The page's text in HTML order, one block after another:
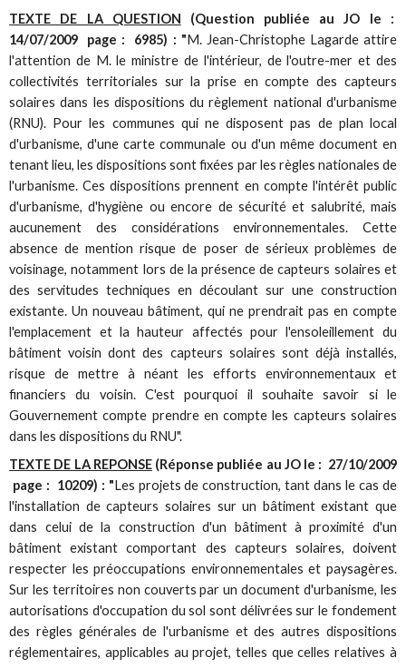
TEXTE DE LA QUESTION (Question publiée au JO le :
14/07/2009 page : 6985) : "M. Jean-Christophe Lagarde attire
l'attention de M. le ministre de l'intérieur, de l'outre-mer et des
collectivités territoriales sur la prise en compte des capteurs
solaires dans les dispositions du règlement national d'urbanisme
(RNU). Pour les communes qui ne disposent pas de plan local
d'urbanisme, d'une carte communale ou d'un même document en
tenant lieu, les dispositions sont fixées par les règles nationales de
l'urbanisme. Ces dispositions prennent en compte l'intérêt public
d'urbanisme, d'hygiène ou encore de sécurité et salubrité, mais
aucunement des considérations environnementales. Cette
absence de mention risque de poser de sérieux problèmes de
voisinage, notamment lors de la présence de capteurs solaires et
des servitudes techniques en découlant sur une construction
existante. Un nouveau bâtiment, qui ne prendrait pas en compte
l'emplacement et la hauteur affectés pour l'ensoleillement du
bâtiment voisin dont des capteurs solaires sont déjà installés,
risque de mettre à néant les efforts environnementaux et
financiers du voisin. C'est pourquoi il souhaite savoir si le
Gouvernement compte prendre en compte les capteurs solaires
dans les dispositions du RNU".
TEXTE DE LA REPONSE(Réponse publiée au JO le : 27/10/2009
page : 10209) : "Les projets de construction, tant dans le cas de
l'installation de capteurs solaires sur un bâtiment existant que
dans celui de la construction d'un bâtiment à proximité d'un
bâtiment existant comportant des capteurs solaires, doivent
respecter les préoccupations environnementales et paysagères.
Sur les territoires non couverts par un document d'urbanisme, les
autorisations d'occupation du sol sont délivrées sur le fondement
des règles générales de l'urbanisme et des autres dispositions
réglementaires, applicables au projet, telles que celles relatives à